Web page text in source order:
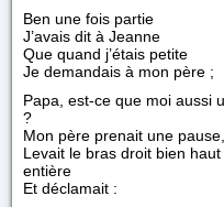
Ben une fois partie
J’avais dit à Jeanne
Que quand j’étais petite
Je demandais à mon père ;
Papa, est-ce que moi aussi
?
Mon père prenait une
Levait le bras droit bien haut
entière
Et déclamait :